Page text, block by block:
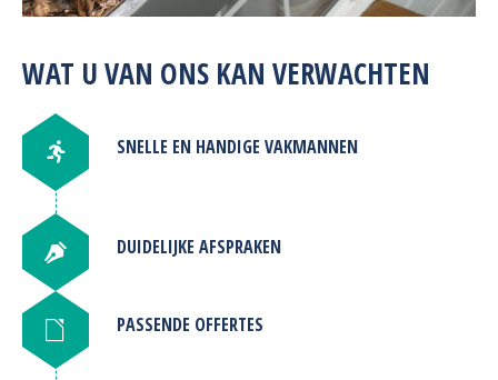
WAT U VAN ONS KAN VERWACHTEN
SNELLE EN HANDIGE VAKMANNEN
DUIDELIJKE AFSPRAKEN
PASSENDE OFFERTES